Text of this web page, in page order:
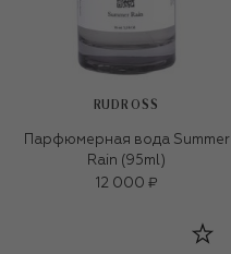
RUDROSS
Парфюмерная вода Summer
Rain (95ml)
12 000 ₽